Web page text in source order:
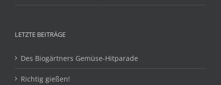
LETZTE BEITRÄGE
Des Biogärtners Gemüse-Hitparade
Richtig gießen!